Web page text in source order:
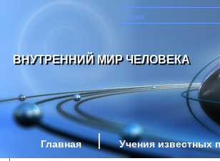
ВНУТРЕННИЙ МИР ЧЕЛОВЕКА
Главная Учения известных